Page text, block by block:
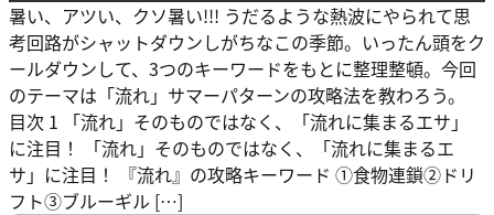
暑い、アツい、クソ暑い!!! うだるような熱波にやられて思
考回路がシャットダウンしがちなこの季節。いったん頭をク
ールダウンして、3つのキーワードをもとに整理整頓。今回
のテーマは「流れ」サマーパターンの攻略法を教わろう。
目次 1 「流れ」そのものではなく、「流れに集まるエサ」
に注目！ 「流れ」そのものではなく、「流れに集まるエ
サ」に注目！ 『流れ』の攻略キーワード ①食物連鎖②ドリ
フト③ブルーギル […]